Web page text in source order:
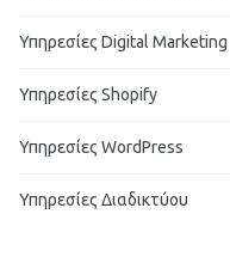
Υπηρεσίες Digital Marketing
Υπηρεσίες Shopify
Υπηρεσίες WordPress
Υπηρεσίες Διαδικτύου